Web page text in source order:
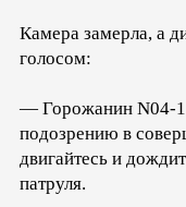
Камера замерла, а
голосом:
— Горожанин N04-
подозрению в
двигайтесь и
патруля.